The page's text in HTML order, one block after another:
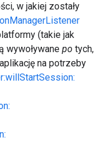
w jakiej zostały
(takie jak
wywoływane po tych,
na potrzeby